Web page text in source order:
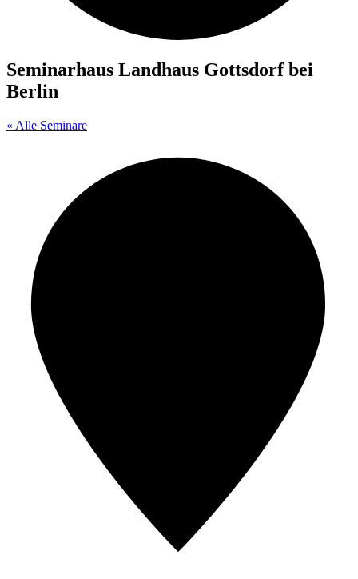
Seminarhaus Landhaus Gottsdorf bei
Berlin
« Alle Seminare